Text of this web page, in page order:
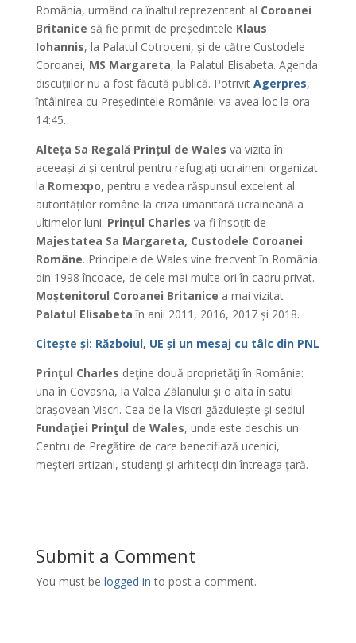
România, urmând ca înaltul reprezentant al Coroanei
Britanice să fie primit de președintele Klaus
Iohannis, la Palatul Cotroceni, și de către Custodele
Coroanei, MS Margareta, la Palatul Elisabeta. Agenda
discuțiilor nu a fost făcută publică. Potrivit Agerpres,
întâlnirea cu Președintele României va avea loc la ora
14:45.
Alteța Sa Regală Prințul de Wales va vizita în
aceeași zi și centrul pentru refugiați ucraineni organizat
la Romexpo, pentru a vedea răspunsul excelent al
autorităților române la criza umanitară ucraineană a
ultimelor luni. Prințul Charles va fi însoțit de
Majestatea Sa Margareta, Custodele Coroanei
Române. Principele de Wales vine frecvent în România
din 1998 încoace, de cele mai multe ori în cadru privat.
Moștenitorul Coroanei Britanice a mai vizitat
Palatul Elisabeta în anii 2011, 2016, 2017 și 2018.
Citește și: Războiul, UE și un mesaj cu tâlc din PNL
Prinţul Charles deţine două proprietăţi în România:
una în Covasna, la Valea Zălanului şi o alta în satul
brașovean Viscri. Cea de la Viscri găzduiește şi sediul
Fundaţiei Prinţul de Wales, unde este deschis un
Centru de Pregătire de care benecifiază ucenici,
meşteri artizani, studenţi şi arhitecţi din întreaga ţară.
Submit a Comment
You must be logged in to post a comment.